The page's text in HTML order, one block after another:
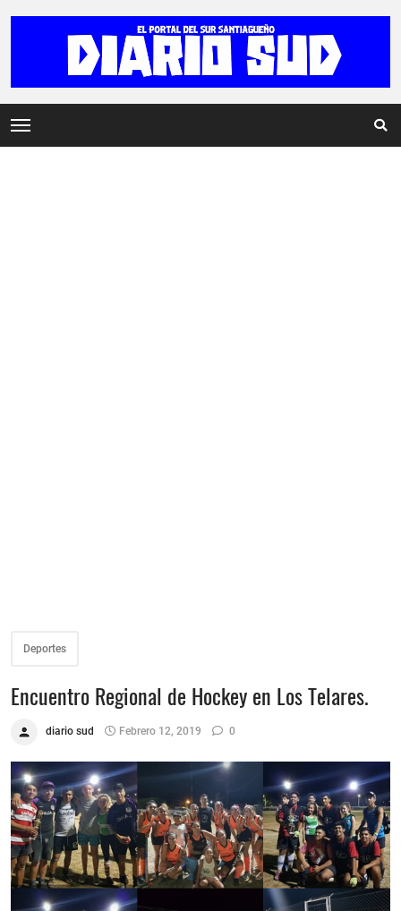
Deportes
Encuentro Regional de Hockey en Los Telares.
diario sud Febrero 12, 2019 0